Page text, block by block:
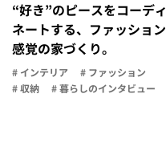
“好き”のピースをコーディ
ネートする、ファッション
感覚の家づくり。
# インテリア
# ファッション
# 収納
# 暮らしのインタビュー